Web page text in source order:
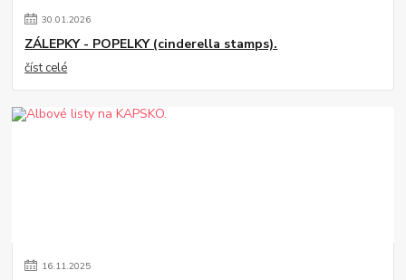
30.01.2026
ZÁLEPKY - POPELKY (cinderella stamps).
číst celé
16.11.2025